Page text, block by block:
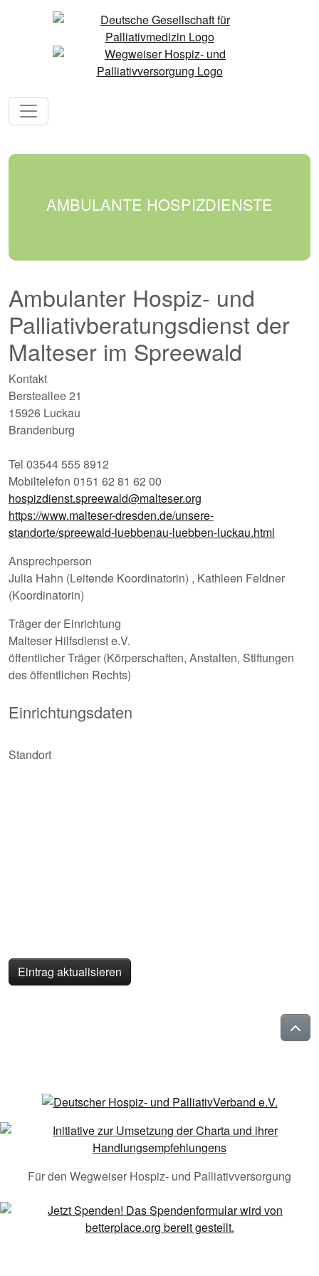
AMBULANTE HOSPIZDIENSTE
Ambulanter Hospiz- und
Palliativberatungsdienst der
Malteser im Spreewald
Kontakt
Bersteallee 21
15926 Luckau
Brandenburg
Tel 03544 555 8912
Mobiltelefon 0151 62 81 62 00
hospizdienst.spreewald@malteser.org
https://www.malteser-dresden.de/unsere-
standorte/spreewald-luebbenau-luebben-luckau.html
Ansprechperson
Julia Hahn (Leitende Koordinatorin) , Kathleen Feldner
(Koordinatorin)
Träger der Einrichtung
Malteser Hilfsdienst e.V.
öffentlicher Träger (Körperschaften, Anstalten, Stiftungen
des öffentlichen Rechts)
Einrichtungsdaten
Standort
Eintrag aktualisieren
Für den Wegweiser Hospiz- und Palliativversorgung